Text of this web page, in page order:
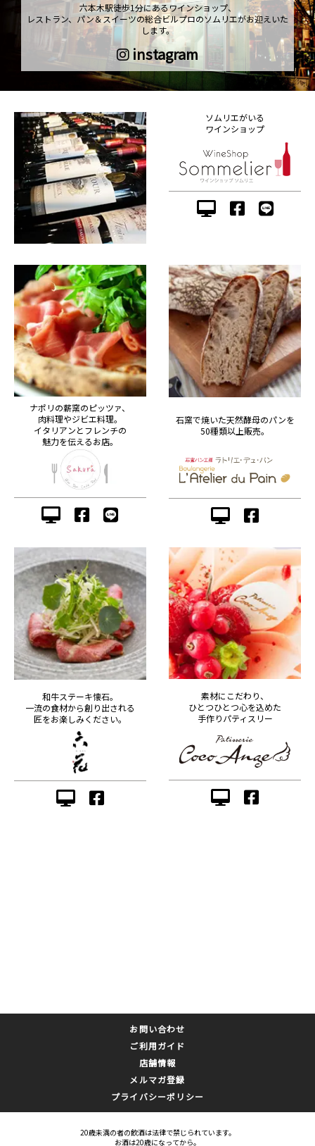
六本木駅徒歩1分にあるワインショップ、
レストラン、パン＆スイーツの総合ビルプロのソムリエがお迎えいた
します。
instagram
ソムリエがいる
ワインショップ
ナポリの薪窯のピッツァ、
肉料理やジビエ料理。
イタリアンとフレンチの
魅力を伝えるお店。
石窯で焼いた天然酵母のパンを
50種類以上販売。
和牛ステーキ懐石。
一流の食材から創り出される
匠をお楽しみください。
素材にこだわり、
ひとつひとつ心を込めた
手作りパティスリー
お問い合わせ
ご利用ガイド
店舗情報
メルマガ登録
プライバシーポリシー
20歳未満の者の飲酒は法律で禁じられています。
お酒は20歳になってから。